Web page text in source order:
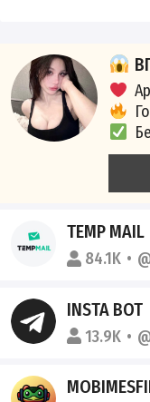
TEMP MAIL
84.1K
INSTA BOT
13.9K